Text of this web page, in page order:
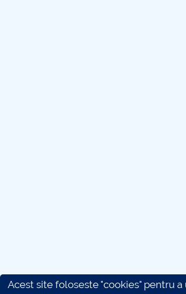
Acest site foloseste "cookies" pentru